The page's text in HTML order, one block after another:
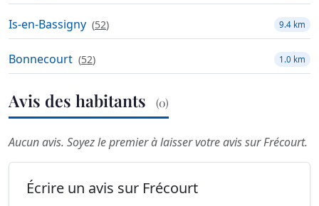
Is-en-Bassigny (52) 9.4 km
Bonnecourt (52) 1.0 km
Avis des habitants (0)
Aucun avis. Soyez le premier à laisser votre avis sur Frécourt.
Écrire un avis sur Frécourt